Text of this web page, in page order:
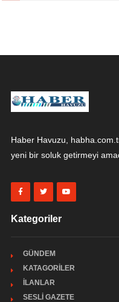
Haber Havuzu,
yeni bir soluk getirmeyi
Kategoriler
GÜNDEM
KATAGORİLER
İLANLAR
SESLİ GAZETE